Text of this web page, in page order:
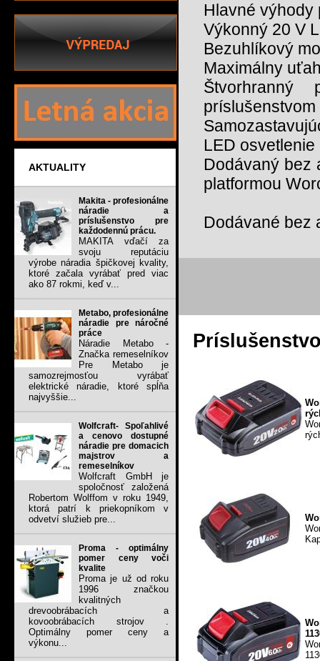
AKTUALITY
Makita - profesionálne
náradie a
príslušenstvo pre
každodennú prácu.
MAKITA vďačí za
svoju reputáciu
výrobe náradia špičkovej kvality,
ktoré začala vyrábať pred viac
ako 87 rokmi, keď v...
Metabo, profesionálne
náradie pre náročné
práce
Náradie Metabo -
Značka remeselníkov
Pre Metabo je
samozrejmosťou vyrábať
elektrické náradie, ktoré spĺňa
najvyššie...
Wolfcraft- Spoľahlivé
a cenovo dostupné
náradie pre domacich
majstrov a
remeselníkov
Wolfcraft GmbH je
spoločnosť založená
Robertom Wolffom v roku 1949,
ktorá patrí k priekopníkom v
odvetví služieb pre...
Proma - optimálny
pomer ceny voči
kvalite
Proma je už od roku
1996 značkou
kvalitných
drevoobrábacích a
kovoobrábacích strojov .
Optimálny pomer ceny a
výkonu...
Hlavné výhody
Výkonný 20 V
Bezuhlíkový
Maximálny
príslušenstvom
LED
Dodávaný bez
platformou
Dodávané bez